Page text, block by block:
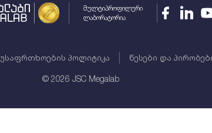
მულტიპროფილური
ლაბორატორია
უსაფრთხოების პოლიტიკა წესები და
© 2026 JSC Megalab